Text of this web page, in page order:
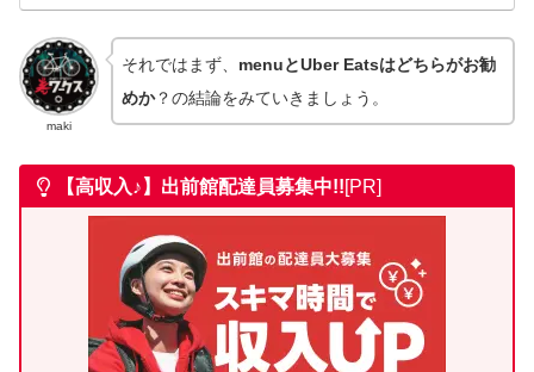
maki
それではまず、 menuとUber Eatsはどちらがお勧
めか？の結論をみていきましょう。
【高収入♪】出前館配達員募集中!![PR]